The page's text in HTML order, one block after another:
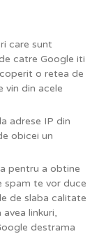
care sunt
catre Google iti
o retea de
vin din acele
adrese IP din
obicei un
pentru a obtine
spam te vor duce
de slaba calitate
linkuri,
destrama